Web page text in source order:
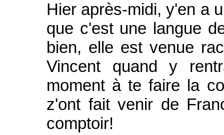
Hier après-midi, y'en a
que c'est une langue
bien, elle est venue
Vincent quand y
moment à te faire la
z'ont fait venir de
comptoir!